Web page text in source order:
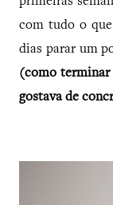
com tudo o
dias parar um
(como terminar
gostava de